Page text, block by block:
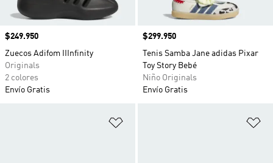
Precio
$249.950
Zuecos Adifom IIInfinity
Originals
2 colores
Envío Gratis
Precio
$299.950
Tenis Samba Jane adidas Pixar
Toy Story Bebé
Niño Originals
Envío Gratis